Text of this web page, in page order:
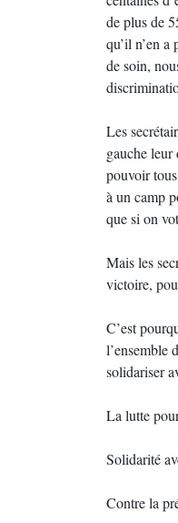
de plus de
qu’il n’en
de soin,
Les
gauche leur
pouvoir
à un camp
que si on
Mais les
victoire,
C’est
l’ensemble
solidariser
La lutte
Solidarité
Contre la